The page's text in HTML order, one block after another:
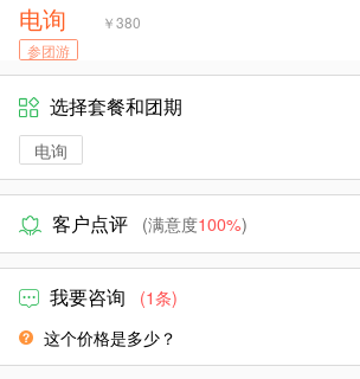
电询 ￥380
参团游
选择套餐和团期
电询
客户点评 (满意度100%)
我要咨询
(1条)
这个价格是多少？